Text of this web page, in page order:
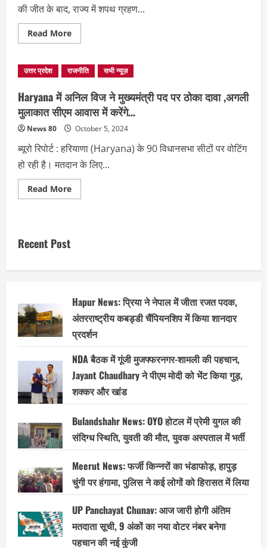
पूरा
की जीत के बाद, राज्य में शपथ ग्रहण...
Read MoreRead
more
में
शपथ
समारोह
की
बदली
तारीख,
अब
इस
शपथ
नायब
उत्तर प्रदेश राजनीति सभी न्यूज़
Haryana में अनिल विज ने मुख्यमंत्री पद पर ठोका दावा ,अगली
मुलाकात सीएम आवास में करेंगे…
News 80 October 5, 2024
ब्यूरो रिपोर्ट : हरियाणा (Haryana) के 90 विधानसभा सीटों पर वोटिंग
हो रही है। मतदान के लिए...
Read MoreRead
more
पर
,अगली
मुलाकात
सीएम
आवास
में
करेंगे…
Recent Post
Hapur News: प्रिया ने नेपाल में जीता रजत पदक,
अंतरराष्ट्रीय कबड्डी चैंपियनशिप में किया शानदार
प्रदर्शन
NDA बैठक में गूंजी मुजफ्फरनगर-शामली की पहचान,
Jayant Chaudhary ने पीएम मोदी को भेंट किया गुड़,
शक्कर और खांड
Bulandshahr News: OYO होटल में प्रेमी युगल की
संदिग्ध स्थिति, युवती की मौत, युवक अस्पताल में भर्ती
Meerut News: फर्जी किन्नरों का भंडाफोड़, हापुड़
चुंगी पर हंगामा, पुलिस ने कई लोगों को हिरासत में लिया
UP Panchayat Chunav: आज जारी होगी अंतिम
मतदाता सूची, 9 अंकों का नया वोटर नंबर बनेगा
पहचान की नई कुंजी